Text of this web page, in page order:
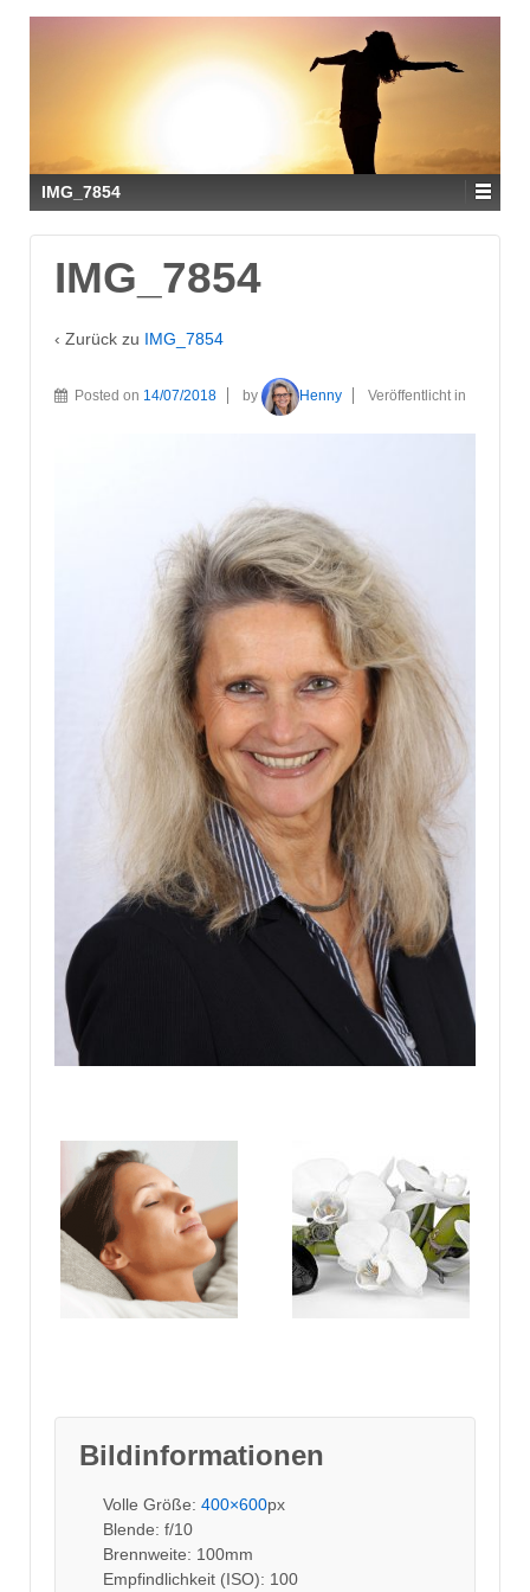
IMG_7854
IMG_7854
‹ Zurück zu IMG_7854
Posted on 14/07/2018 by Henny Veröffentlicht in
Bildinformationen
Volle Größe: 400×600px
Blende: f/10
Brennweite: 100mm
Empfindlichkeit (ISO): 100